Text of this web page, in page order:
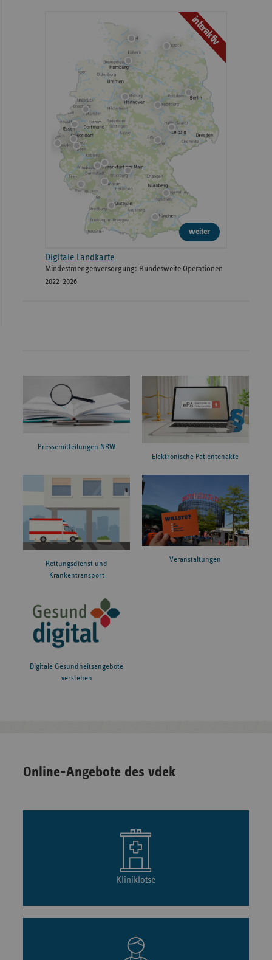
interaktiv
weiter
Digitale Landkarte
Mindestmengenversorgung: Bundesweite Operationen
2022-2026
Pressemitteilungen NRW
Elektronische Patientenakte
Rettungsdienst und
Krankentransport
Veranstaltungen
Digitale Gesundheitsangebote
verstehen
Online-Angebote des vdek
Kliniklotse